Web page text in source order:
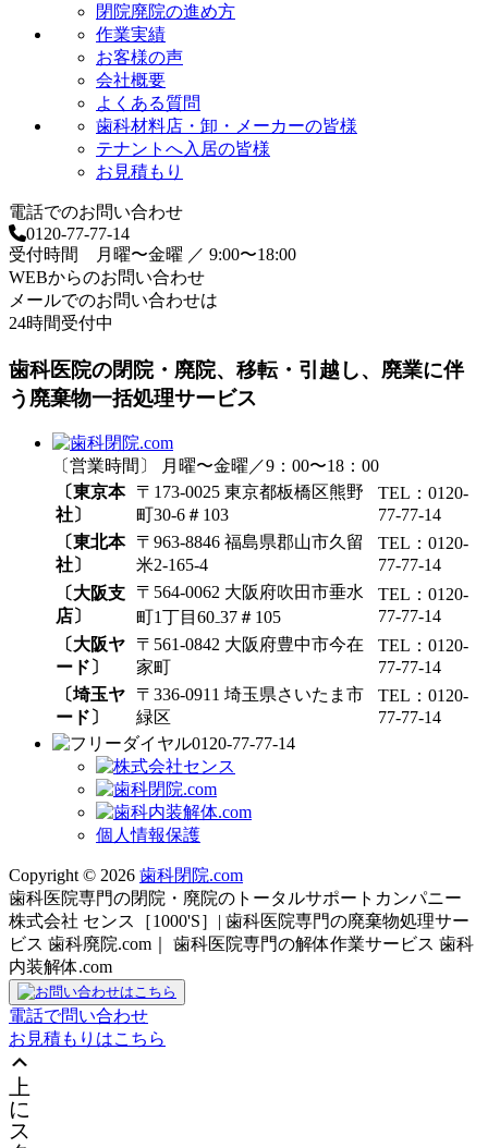
閉院廃院の進め方
作業実績
お客様の声
会社概要
よくある質問
歯科材料店・卸・メーカーの皆様
テナントへ入居の皆様
お見積もり
電話でのお問い合わせ
0120-77-77-14
受付時間 月曜〜金曜 ／ 9:00〜18:00
WEBからのお問い合わせ
メールでのお問い合わせは
24時間受付中
歯科医院の閉院・廃院、移転・引越し、廃業に伴
う廃棄物一括処理サービス
〔営業時間〕 月曜〜金曜／9：00〜18：00
〔東京本
社〕
〒173-0025 東京都板橋区熊野
町30-6＃103
TEL：0120-
77-77-14
〔東北本
社〕
〒963-8846 福島県郡山市久留
米2-165-4
TEL：0120-
77-77-14
〔大阪支
店〕
〒564-0062 大阪府吹田市垂水
町1丁目60₋37＃105
TEL：0120-
77-77-14
〔大阪ヤ
ード〕
〒561-0842 大阪府豊中市今在
家町
TEL：0120-
77-77-14
〔埼玉ヤ
ード〕
〒336-0911 埼玉県さいたま市
緑区
TEL：0120-
77-77-14
0120-77-77-14
個人情報保護
Copyright © 2026 歯科閉院.com
歯科医院専門の閉院・廃院のトータルサポートカンパニー
株式会社 センス［1000'S］| 歯科医院専門の廃棄物処理サー
ビス 歯科廃院.com｜ 歯科医院専門の解体作業サービス 歯科
内装解体.com
電話で問い合わせ
お見積もりはこちら
上
に
ス